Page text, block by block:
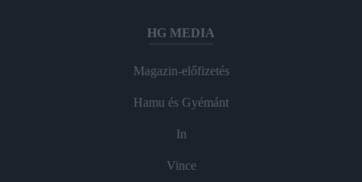
HG MEDIA
Magazin-előfizetés
Hamu és Gyémánt
In
Vince